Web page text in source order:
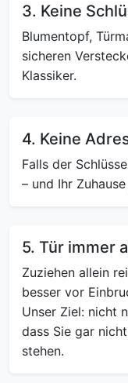
3. Keine
Blumentopf,
sicheren
Klassiker.
4. Keine
Falls der
– und Ihr
5. Tür immer
Zuziehen allein
besser vor
Unser Ziel: nicht
dass Sie gar
stehen.